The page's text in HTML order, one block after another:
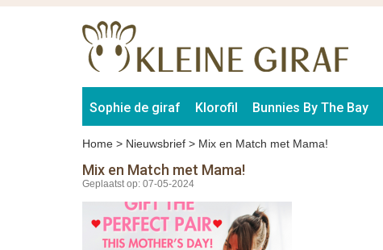
Sophie de giraf Klorofil Bunnies By The Bay
Home > Nieuwsbrief > Mix en Match met Mama!
Mix en Match met Mama!
Geplaatst op: 07-05-2024